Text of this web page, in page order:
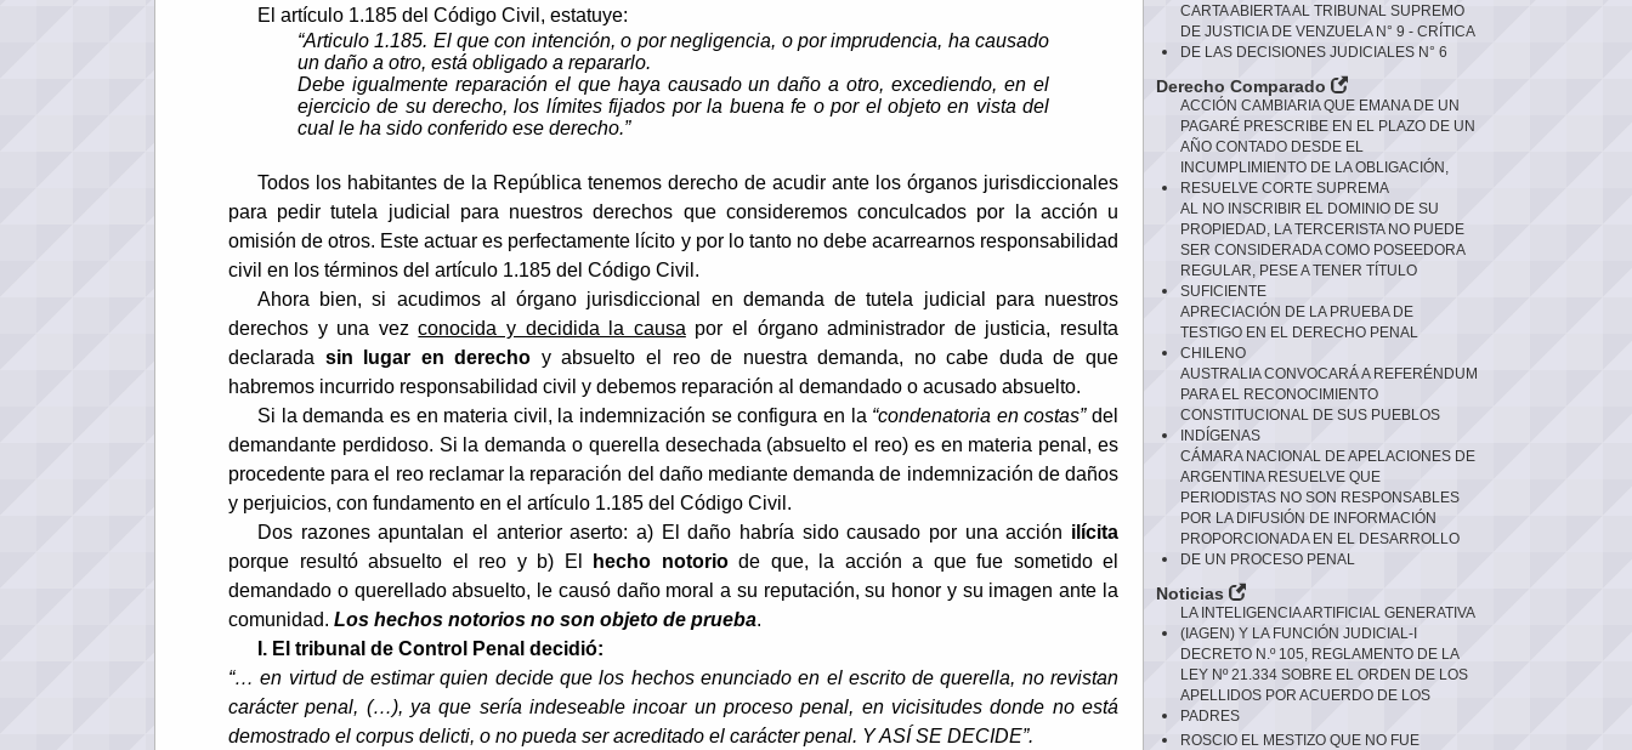
El artículo 1.185 del Código Civil, estatuye:
“Articulo 1.185. El que con intención, o por negligencia, o por imprudencia, ha causado
un daño a otro, está obligado a repararlo.
Debe igualmente reparación el que haya causado un daño a otro, excediendo, en el
ejercicio de su derecho, los límites fijados por la buena fe o por el objeto en vista del
cual le ha sido conferido ese derecho.”
Todos los habitantes de la República tenemos derecho de acudir ante los órganos jurisdiccionales
para pedir tutela judicial para nuestros derechos que consideremos conculcados por la acción u
omisión de otros. Este actuar es perfectamente lícito y por lo tanto no debe acarrearnos responsabilidad
civil en los términos del artículo 1.185 del Código Civil.
Ahora bien, si acudimos al órgano jurisdiccional en demanda de tutela judicial para nuestros
derechos y una vezconocida y decidida la causa por el órgano administrador de justicia, resulta
declarada sin lugar en derecho y absuelto el reo de nuestra demanda, no cabe duda de que
habremos incurrido responsabilidad civil y debemos reparación al demandado o acusado absuelto.
Si la demanda es en materia civil, la indemnización se configura en la “condenatoria en costas”del
demandante perdidoso. Si la demanda o querella desechada (absuelto el reo) es en materia penal, es
procedente para el reo reclamar la reparación del daño mediante demanda de indemnización de daños
y perjuicios, con fundamento en el artículo 1.185 del Código Civil.
Dos razones apuntalan el anterior aserto: a) El daño habría sido causado por una acción ilícita
porque resultó absuelto el reo y b) El
hecho notoriode que, la acción a que fue sometido el
demandado o querellado absuelto, le causó daño moral a su reputación, su honor y su imagen ante la
comunidad. Los hechos notorios no son objeto de prueba.
I. El tribunal de Control Penal decidió:
“… en virtud de estimar quien decide que los hechos enunciado en el escrito de querella, no revistan
carácter penal, (…), ya que sería indeseable incoar un proceso penal, en vicisitudes donde no está
demostrado el corpus delicti, o no pueda ser acreditado el carácter penal. Y ASÍ SE DECIDE”.
CARTA ABIERTA AL TRIBUNAL SUPREMO
DE JUSTICIA DE VENZUELA N° 9 - CRÍTICA
DE LAS DECISIONES JUDICIALES N° 6
Derecho Comparado
ACCIÓN CAMBIARIA QUE EMANA DE UN
PAGARÉ PRESCRIBE EN EL PLAZO DE UN
AÑO CONTADO DESDE EL
INCUMPLIMIENTO DE LA OBLIGACIÓN,
RESUELVE CORTE SUPREMA
AL NO INSCRIBIR EL DOMINIO DE SU
PROPIEDAD, LA TERCERISTA NO PUEDE
SER CONSIDERADA COMO POSEEDORA
REGULAR, PESE A TENER TÍTULO
SUFICIENTE
APRECIACIÓN DE LA PRUEBA DE
TESTIGO EN EL DERECHO PENAL
CHILENO
AUSTRALIA CONVOCARÁ A REFERÉNDUM
PARA EL RECONOCIMIENTO
CONSTITUCIONAL DE SUS PUEBLOS
INDÍGENAS
CÁMARA NACIONAL DE APELACIONES DE
ARGENTINA RESUELVE QUE
PERIODISTAS NO SON RESPONSABLES
POR LA DIFUSIÓN DE INFORMACIÓN
PROPORCIONADA EN EL DESARROLLO
DE UN PROCESO PENAL
Noticias
LA INTELIGENCIA ARTIFICIAL GENERATIVA
(IAGEN) Y LA FUNCIÓN JUDICIAL-I
DECRETO N.º 105, REGLAMENTO DE LA
LEY Nº 21.334 SOBRE EL ORDEN DE LOS
APELLIDOS POR ACUERDO DE LOS
PADRES
ROSCIO EL MESTIZO QUE NO FUE